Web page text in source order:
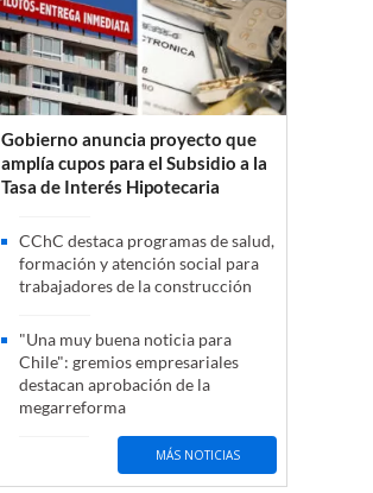
Gobierno anuncia proyecto que
amplía cupos para el Subsidio a la
Tasa de Interés Hipotecaria
CChC destaca programas de salud,
formación y atención social para
trabajadores de la construcción
"Una muy buena noticia para
Chile": gremios empresariales
destacan aprobación de la
megarreforma
MÁS NOTICIAS